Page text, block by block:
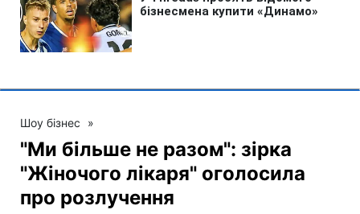
Шоу бізнес »
"Ми більше не разом": зірка
"Жіночого лікаря" оголосила
про розлучення